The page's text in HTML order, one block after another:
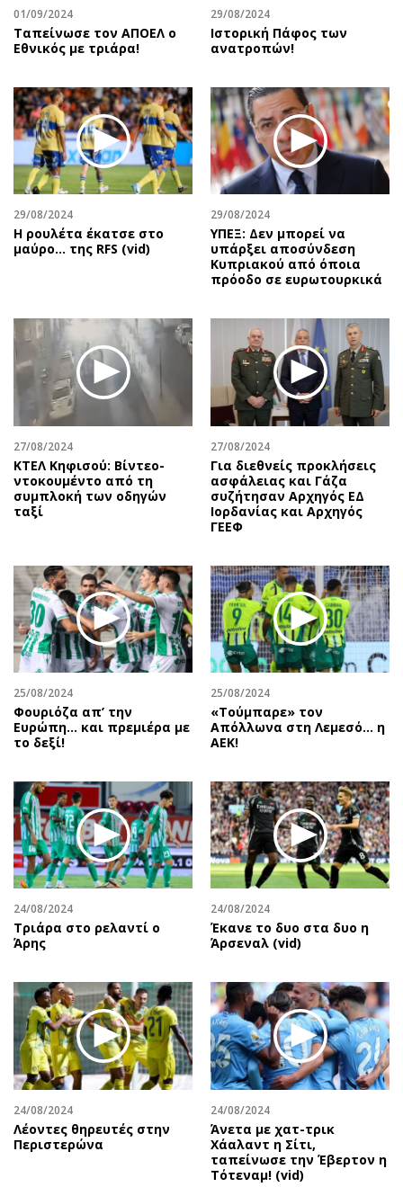
01/09/2024
Ταπείνωσε τον ΑΠΟΕΛ ο
Εθνικός με τριάρα!
29/08/2024
Ιστορική Πάφος των
ανατροπών!
29/08/2024
Η ρουλέτα έκατσε στο
μαύρο… της RFS (vid)
29/08/2024
ΥΠΕΞ: Δεν μπορεί να
υπάρξει αποσύνδεση
Κυπριακού από όποια
πρόοδο σε ευρωτουρκικά
27/08/2024
ΚΤΕΛ Κηφισού: Βίντεο-
ντοκουμέντο από τη
συμπλοκή των οδηγών
ταξί
27/08/2024
Για διεθνείς προκλήσεις
ασφάλειας και Γάζα
συζήτησαν Αρχηγός ΕΔ
Ιορδανίας και Αρχηγός
ΓΕΕΦ
25/08/2024
Φουριόζα απ’ την
Ευρώπη… και πρεμιέρα με
το δεξί!
25/08/2024
«Τούμπαρε» τον
Απόλλωνα στη Λεμεσό… η
ΑΕΚ!
24/08/2024
Τριάρα στο ρελαντί ο
Άρης
24/08/2024
Έκανε το δυο στα δυο η
Άρσεναλ (vid)
24/08/2024
Λέοντες θηρευτές στην
Περιστερώνα
24/08/2024
Άνετα με χατ-τρικ
Χάαλαντ η Σίτι,
ταπείνωσε την Έβερτον η
Τότεναμ! (vid)